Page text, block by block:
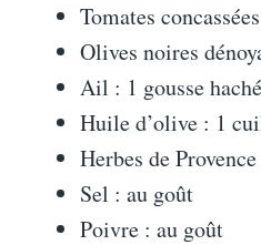
Tomates
Olives noires
Ail : 1 gousse
Huile d’olive : 1
Herbes de
Sel : au goût
Poivre : au goût